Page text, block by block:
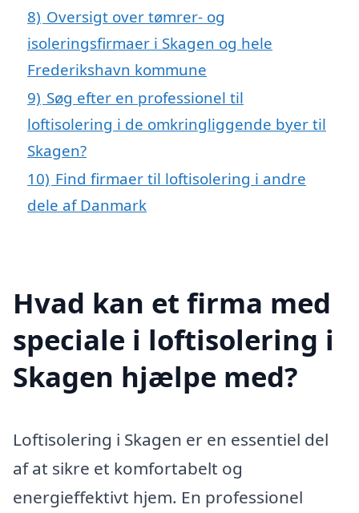
8) Oversigt over tømrer- og
isoleringsfirmaer i Skagen og hele
Frederikshavn kommune
9) Søg efter en professionel til
loftisolering i de omkringliggende byer til
Skagen?
10) Find firmaer til loftisolering i andre
dele af Danmark
Hvad kan et firma med
speciale i loftisolering i
Skagen hjælpe med?
Loftisolering i Skagen er en essentiel del
af at sikre et komfortabelt og
energieffektivt hjem. En professionel